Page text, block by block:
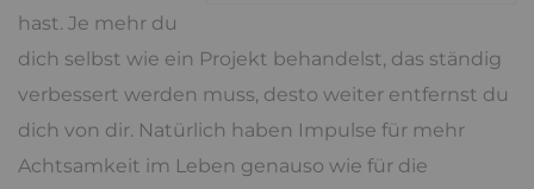
hast. Je mehr du
dich selbst wie ein Projekt behandelst, das ständig
verbessert werden muss, desto weiter entfernst du
dich von dir. Natürlich haben Impulse für mehr
Achtsamkeit im Leben genauso wie für die